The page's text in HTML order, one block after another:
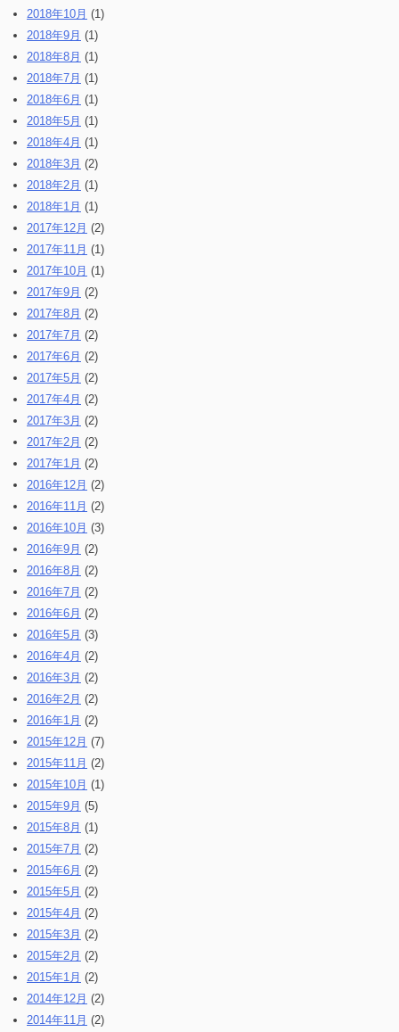
2018年10月 (1)
2018年9月 (1)
2018年8月 (1)
2018年7月 (1)
2018年6月 (1)
2018年5月 (1)
2018年4月 (1)
2018年3月 (2)
2018年2月 (1)
2018年1月 (1)
2017年12月 (2)
2017年11月 (1)
2017年10月 (1)
2017年9月 (2)
2017年8月 (2)
2017年7月 (2)
2017年6月 (2)
2017年5月 (2)
2017年4月 (2)
2017年3月 (2)
2017年2月 (2)
2017年1月 (2)
2016年12月 (2)
2016年11月 (2)
2016年10月 (3)
2016年9月 (2)
2016年8月 (2)
2016年7月 (2)
2016年6月 (2)
2016年5月 (3)
2016年4月 (2)
2016年3月 (2)
2016年2月 (2)
2016年1月 (2)
2015年12月 (7)
2015年11月 (2)
2015年10月 (1)
2015年9月 (5)
2015年8月 (1)
2015年7月 (2)
2015年6月 (2)
2015年5月 (2)
2015年4月 (2)
2015年3月 (2)
2015年2月 (2)
2015年1月 (2)
2014年12月 (2)
2014年11月 (2)